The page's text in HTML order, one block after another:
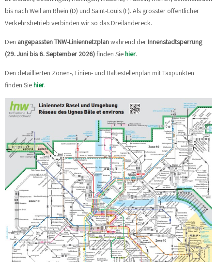
bis nach Weil am Rhein (D) und Saint-Louis (F). Als grösster öffentlicher
Verkehrsbetrieb verbinden wir so das Dreiländereck.
Den angepassten TNW-Liniennetzplanwährend der Innenstadtsperrung
(29. Juni bis 6. September 2026)finden Siehier.
Den detaillierten Zonen-, Linien- und Haltestellenplan mit Taxpunkten
finden Siehier.